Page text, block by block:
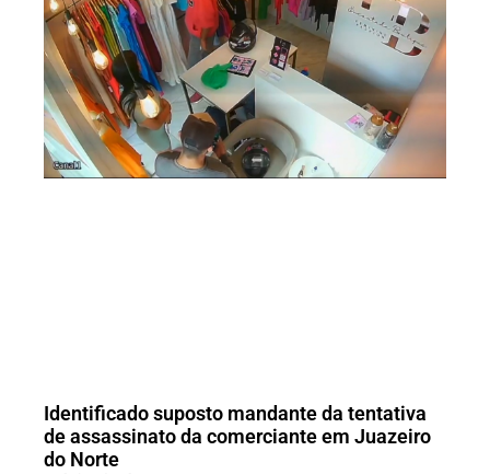
Identificado suposto mandante da tentativa
de assassinato da comerciante em Juazeiro
do Norte